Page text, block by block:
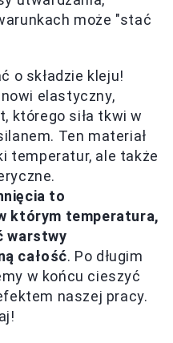
może "stać
o składzie kleju!
elastyczny,
którego siła tkwi w
Ten materiał
temperatur, ale także
to
którym temperatura,
warstwy
całość. Po długim
w końcu cieszyć
naszej pracy.